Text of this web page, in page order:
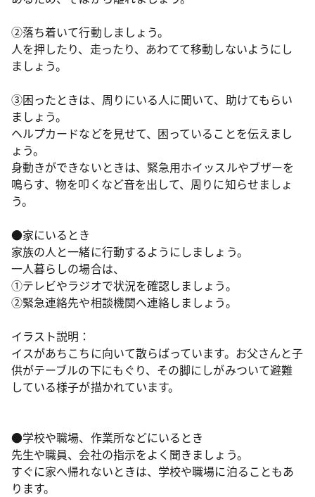
②落ち着いて行動しましょう。
人を押したり、走ったり、あわてて移動しないようにし
ましょう。
③困ったときは、周りにいる人に聞いて、助けてもらい
ましょう。
ヘルプカードなどを見せて、困っていることを伝えまし
ょう。
身動きができないときは、緊急用ホイッスルやブザーを
鳴らす、物を叩くなど音を出して、周りに知らせましょ
う。
●家にいるとき
家族の人と一緒に行動するようにしましょう。
一人暮らしの場合は、
①テレビやラジオで状況を確認しましょう。
②緊急連絡先や相談機関へ連絡しましょう。
イラスト説明：
イスがあちこちに向いて散らばっています。お父さんと子
供がテーブルの下にもぐり、その脚にしがみついて避難
している様子が描かれています。
●学校や職場、作業所などにいるとき
先生や職員、会社の指示をよく聞きましょう。
すぐに家へ帰れないときは、学校や職場に泊ることもあ
ります。